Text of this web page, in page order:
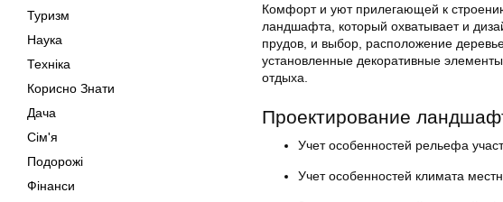
Туризм
Наука
Техніка
Корисно Знати
Дача
Сім'я
Подорожі
Фінанси
Комфорт и уют прилегающей к
ландшафта, который охватывает и
прудов, и выбор, расположение
установленные декоративные
отдыха.
Проектирование
Учет особенностей рельефа
Учет особенностей климата